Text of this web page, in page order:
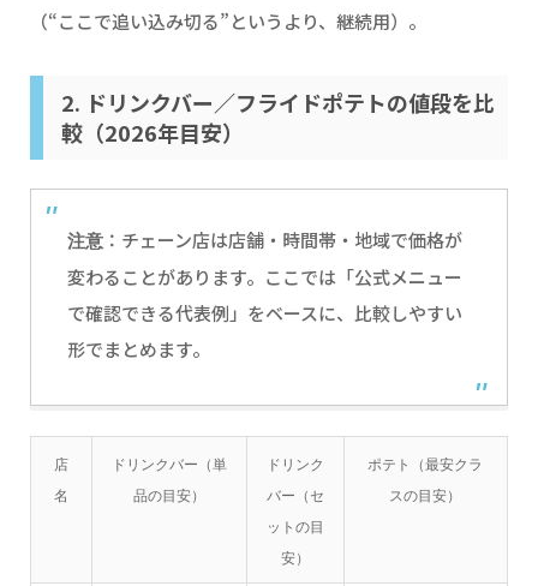
（“ここで追い込み切る”というより、継続用）。
2. ドリンクバー／フライドポテトの値段を比
較（2026年目安）
注意：チェーン店は店舗・時間帯・地域で価格が
変わることがあります。ここでは「公式メニュー
で確認できる代表例」をベースに、比較しやすい
形でまとめます。
店
名
ドリンクバー（単
品の目安）
ドリンク
バー（セ
ットの目
安）
ポテト（最安クラ
スの目安）